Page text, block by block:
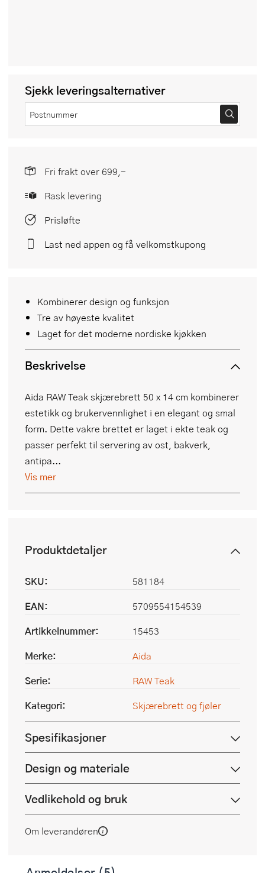
Kombinerer design og funksjon
Tre av høyeste kvalitet
Laget for det moderne nordiske kjøkken
Beskrivelse
Aida RAW Teak skjærebrett 50 x 14 cm kombinerer
estetikk og brukervennlighet i en elegant og smal
form. Dette vakre brettet er laget i ekte teak og
passer perfekt til servering av ost, bakverk,
antipa...
Vis mer
Sjekk leveringsalternativer
Fri frakt over 699,-
Rask levering
Prisløfte
Last ned appen og få velkomstkupong
Produktdetaljer
SKU:
581184
EAN:
5709554154539
Artikkelnummer:
15453
Merke:
Aida
Serie:
RAW Teak
Kategori:
Skjærebrett og fjøler
Spesifikasjoner
Design og materiale
Vedlikehold og bruk
Om leverandøren